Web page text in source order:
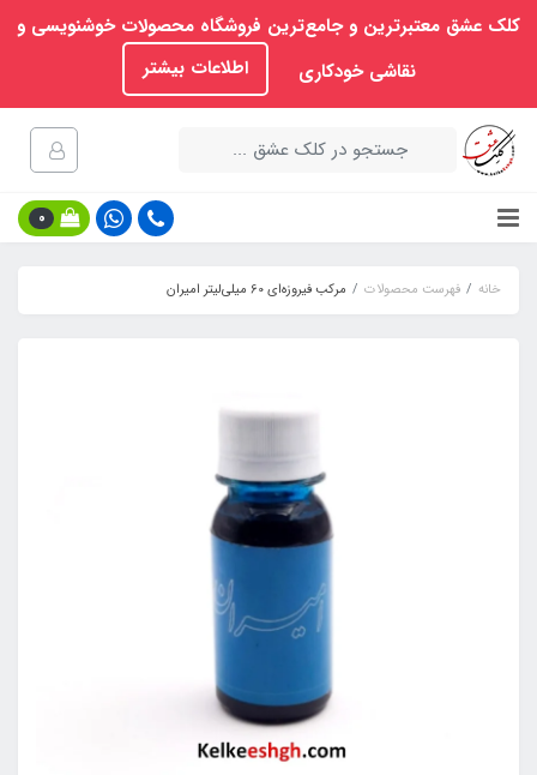
کلک عشق معتبرترین و جامع‌ترین فروشگاه محصولات خوشنویسی و
نقاشی خودکاری
اطلاعات بیشتر
0
خانه فهرست محصولات مرکب فیروزه‌ای 60 میلی‌لیتر امیران